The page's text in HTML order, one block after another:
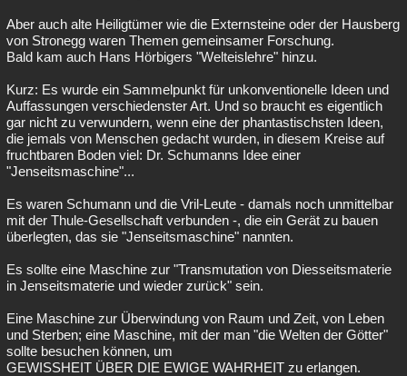
Aber auch alte Heiligtümer wie die Externsteine oder der Hausberg
von Stronegg waren Themen gemeinsamer Forschung.
Bald kam auch Hans Hörbigers "Welteislehre" hinzu.
Kurz: Es wurde ein Sammelpunkt für unkonventionelle Ideen und
Auffassungen verschiedenster Art. Und so braucht es eigentlich
gar nicht zu verwundern, wenn eine der phantastischsten Ideen,
die jemals von Menschen gedacht wurden, in diesem Kreise auf
fruchtbaren Boden viel: Dr. Schumanns Idee einer
"Jenseitsmaschine"...
Es waren Schumann und die Vril-Leute - damals noch unmittelbar
mit der Thule-Gesellschaft verbunden -, die ein Gerät zu bauen
überlegten, das sie "Jenseitsmaschine" nannten.
Es sollte eine Maschine zur "Transmutation von Diesseitsmaterie
in Jenseitsmaterie und wieder zurück" sein.
Eine Maschine zur Überwindung von Raum und Zeit, von Leben
und Sterben; eine Maschine, mit der man "die Welten der Götter"
sollte besuchen können, um
GEWISSHEIT ÜBER DIE EWIGE WAHRHEIT zu erlangen.